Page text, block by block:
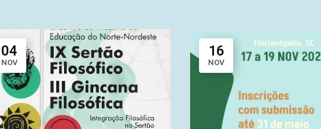
04
NOV
16
NOV